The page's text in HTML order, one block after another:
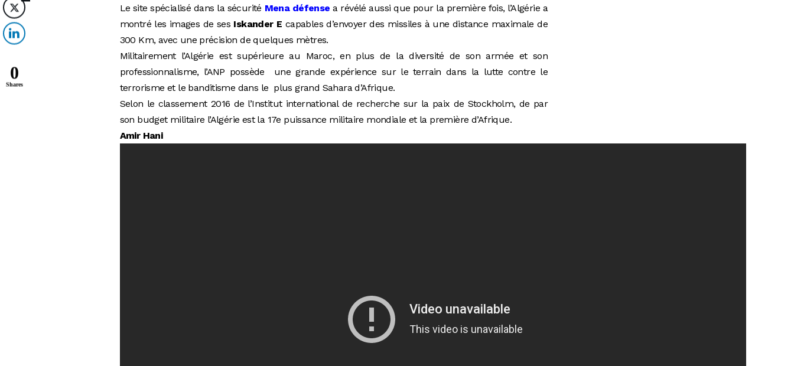
Le site spécialisé dans la sécurité Mena défense a révélé aussi que pour la première fois, l’Algérie a
montré les images de ses Iskander E capables d’envoyer des missiles à une distance maximale de
300 Km, avec une précision de quelques mètres.
Militairement l’Algérie est supérieure au Maroc, en plus de la diversité de son armée et son
professionnalisme, l’ANP possède une grande expérience sur le terrain dans la lutte contre le
terrorisme et le banditisme dans le plus grand Sahara d’Afrique.
Selon le classement 2016 de l’Institut international de recherche sur la paix de Stockholm, de par
son budget militaire l’Algérie est la 17e puissance militaire mondiale et la première d’Afrique.
Amir Hani
0
Shares